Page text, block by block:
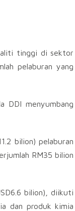
tinggi di sektor
pelaburan yang
DDI menyumbang
bilion) pelaburan
RM35 bilion
bilion), diikuti
dan produk kimia